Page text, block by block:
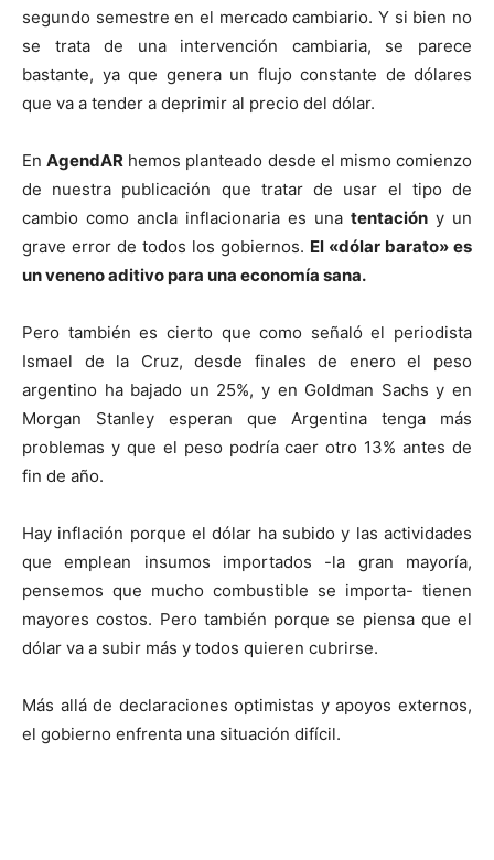
segundo semestre en el mercado cambiario. Y si bien no
se trata de una intervención cambiaria, se parece
bastante, ya que genera un flujo constante de dólares
que va a tender a deprimir al precio del dólar.
EnAgendAR hemos planteado desde el mismo comienzo
de nuestra publicación que tratar de usar el tipo de
cambio como ancla inflacionaria es una tentación y un
grave error de todos los gobiernos. El «dólar barato» es
un veneno aditivo para una economía sana.
Pero también es cierto que como señaló el periodista
Ismael de la Cruz, desde finales de enero el peso
argentino ha bajado un 25%, y en Goldman Sachs y en
Morgan Stanley esperan que Argentina tenga más
problemas y que el peso podría caer otro 13% antes de
fin de año.
Hay inflación porque el dólar ha subido y las actividades
que emplean insumos importados -la gran mayoría,
pensemos que mucho combustible se importa- tienen
mayores costos. Pero también porque se piensa que el
dólar va a subir más y todos quieren cubrirse.
Más allá de declaraciones optimistas y apoyos externos,
el gobierno enfrenta una situación difícil.